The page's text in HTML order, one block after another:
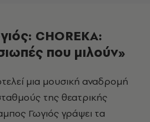
CHOREKA:
που μιλούν»
της θεατρικής
Γωγιός γράψει τα